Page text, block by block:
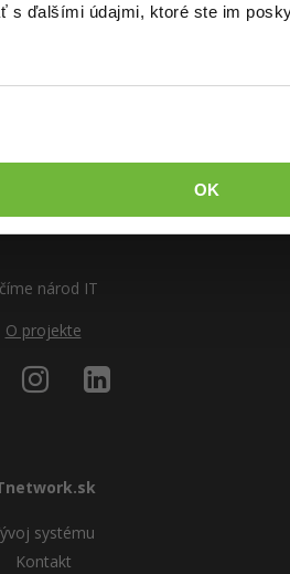
s ďalšími údajmi, ktoré ste im
OK
národ IT
O projekte
systému
Kontakt